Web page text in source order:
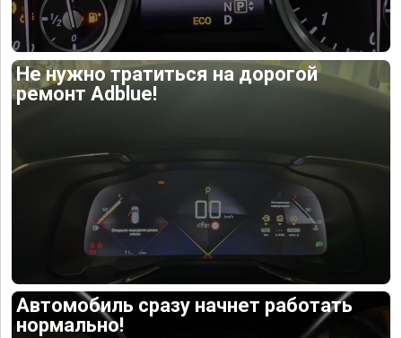
Не нужно тратиться на дорогой
ремонт Adblue!
Автомобиль сразу начнет работать
нормально!